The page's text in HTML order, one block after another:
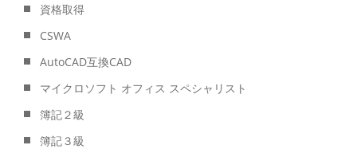
資格取得
CSWA
AutoCAD互換CAD
マイクロソフト オフィス スペシャリスト
簿記２級
簿記３級